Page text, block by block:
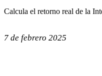
Calcula el retorno real de la
7 de febrero 2025